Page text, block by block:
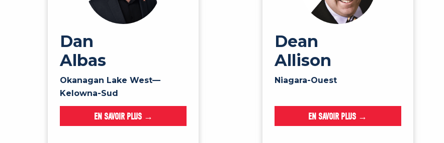
Dan
Albas
Okanagan Lake West—
Kelowna-Sud
EN SAVOIR PLUS →
Dean
Allison
Niagara-Ouest
EN SAVOIR PLUS →